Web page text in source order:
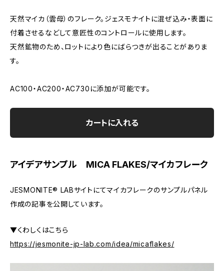
天然マイカ（雲母）のフレーク。ジェスモナイトに混ぜ込み・表面に
付着させるなどして意匠性のコントロールに使用します。
天然鉱物のため、ロットにより色にばらつきが出ることがありま
す。
AC100・AC200・AC730に添加が可能です。
カートに入れる
アイデアサンプル MICA FLAKES/マイカフレーク
JESMONITE® LABサイトにてマイカフレークのサンプルパネル
作成の記事を公開しています。
▼くわしくはこちら
https://jesmonite-jp-lab.com/idea/micaflakes/